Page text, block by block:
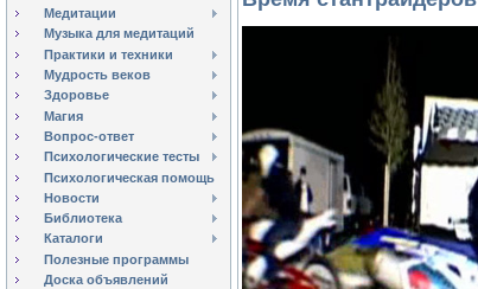
Медитации
Музыка для медитаций
Практики и техники
Мудрость веков
Здоровье
Магия
Вопрос-ответ
Психологические тесты
Психологическая помощь
Новости
Библиотека
Каталоги
Полезные программы
Доска объявлений